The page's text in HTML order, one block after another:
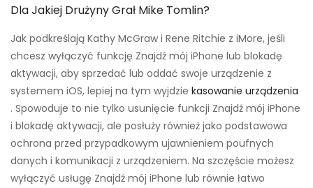
Dla Jakiej Drużyny Grał Mike Tomlin?
Jak podkreślają Kathy McGraw i Rene Ritchie z iMore, jeśli
chcesz wyłączyć funkcję Znajdź mój iPhone lub blokadę
aktywacji, aby sprzedać lub oddać swoje urządzenie z
systemem iOS, lepiej na tym wyjdzie kasowanie urządzenia
. Spowoduje to nie tylko usunięcie funkcji Znajdź mój iPhone
i blokadę aktywacji, ale posłuży również jako podstawowa
ochrona przed przypadkowym ujawnieniem poufnych
danych i komunikacji z urządzeniem. Na szczęście możesz
wyłączyć usługę Znajdź mój iPhone lub równie łatwo